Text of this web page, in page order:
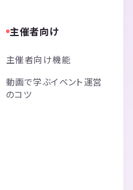
主催者向け
主催者向け機能
動画で学ぶイベント運営
のコツ